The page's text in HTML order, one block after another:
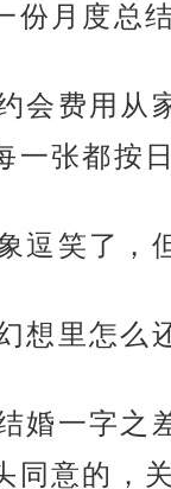
份月度总
会费用从
一张都按
逗笑了，
想里怎么
婚一字之
同意的，